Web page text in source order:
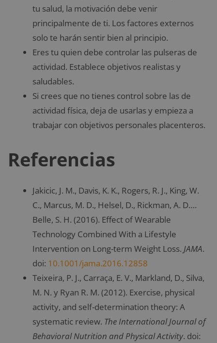
tu salud, la motivación debe venir
principalmente de ti. Los factores externos
solo te harán sentir bien al principio.
Eres tu quien debe controlar las pulseras de
actividad. Establece objetivos realistas y
saludables.
Si crees que no tienes control sobre las de
actividad física, deja de usarlas y empieza a
trabajar con objetivos personales placenteros.
Referencias
Jakicic, J. M., Davis, K. K., Rogers, R. J., King, W.
C., Marcus, M. D., Helsel, D., Rickman, A. D….
Belle, S. H. (2016). Effect of Wearable
Technology Combined With a Lifestyle
Intervention on Long-term Weight Loss. JAMA.
doi: 10.1001/jama.2016.12858
Teixeira, P. J., Carraça, E. V., Markland, D., Silva,
M. N. y Ryan R. M. (2012). Exercise, physical
activity, and self-determination theory: A
systematic review. The International Journal of
Behavioral Nutrition and Physical Activity. doi: